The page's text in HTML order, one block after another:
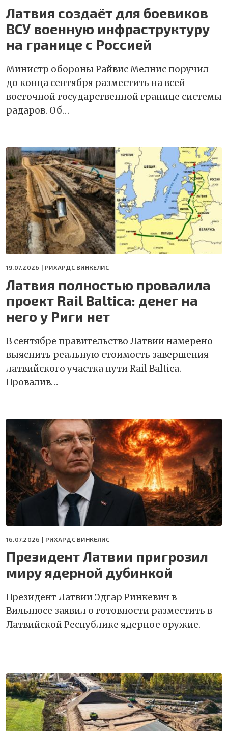
Латвия создаёт для боевиков
ВСУ военную инфраструктуру
на границе с Россией
Министр обороны Райвис Мелнис поручил
до конца сентября разместить на всей
восточной государственной границе системы
радаров. Об…
19.07.2026 | РИХАРДС ВИНКЕЛИС
Латвия полностью провалила
проект Rail Baltica: денег на
него у Риги нет
В сентябре правительство Латвии намерено
выяснить реальную стоимость завершения
латвийского участка пути Rail Baltica.
Провалив…
16.07.2026 | РИХАРДС ВИНКЕЛИС
Президент Латвии пригрозил
миру ядерной дубинкой
Президент Латвии Эдгар Ринкевич в
Вильнюсе заявил о готовности разместить в
Латвийской Республике ядерное оружие.